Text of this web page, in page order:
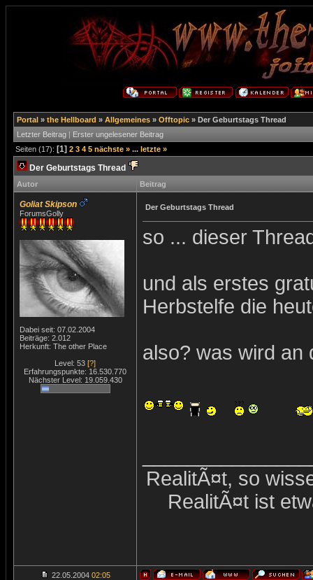
Portal » the Hellboard » Allgemeines » Offtopic » Der Geburtstags Thread
Letzter Beitrag | Erster ungelesener Beitrag
Seiten (17): [1] 2 3 4 5 nächste » ... letzte »
Der Geburtstags Thread
Autor Beitrag
Goliat Skipson
ForumsGolly
Dabei seit: 07.02.2004
Beiträge: 2.012
Herkunft: The other Place
Level: 53 [?]
Erfahrungspunkte: 16.530.770
Nächster Level: 19.059.430
Der Geburtstags Thread
so ... dieser
und als erstes
Herbstelfe die
also? was wird an
RealitÃ¤t, so
RealitÃ¤t ist
22.05.2004 02:05